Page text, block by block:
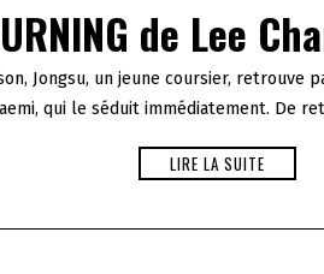
2
0
0
1
-
de Lee
Jongsu, un jeune coursier, retrouve
qui le séduit immédiatement. De
LIRE LA SUITE